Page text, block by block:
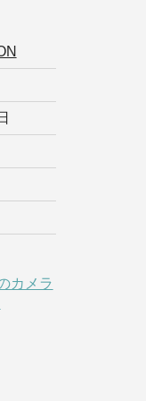
カメラ